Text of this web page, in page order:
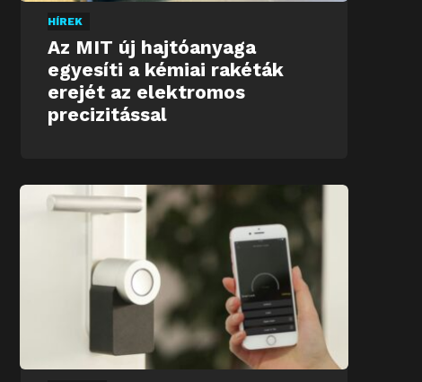
HÍREK
Az MIT új hajtóanyaga
egyesíti a kémiai rakéták
erejét az elektromos
precizitással